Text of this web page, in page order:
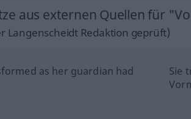
aus externen Quellen für
Langenscheidt Redaktion geprüft)
as her guardian had
Sie